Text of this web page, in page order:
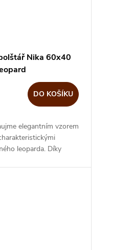
Nika 60x40
DO KOŠÍKU
elegantním vzorem
leoparda. Díky